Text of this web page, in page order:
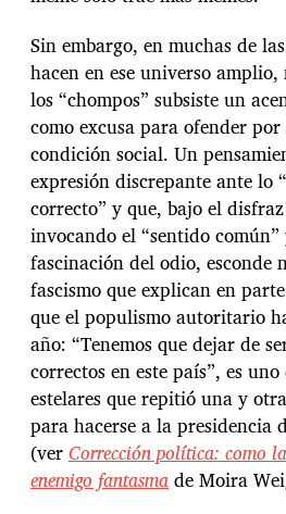
Sin embargo, en muchas de
hacen en ese universo
los “chompos” subsiste un
como excusa para ofender
condición social. Un
expresión discrepante ante lo
correcto” y que, bajo el
invocando el “sentido
fascinación del odio, esconde
fascismo que explican en
que el populismo autoritario
año: “Tenemos que dejar de
correctos en este país”, es
estelares que repitió una y
para hacerse a la presidencia
(verCorrección política: como
enemigo fantasmade Moira